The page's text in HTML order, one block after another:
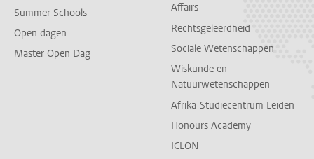
Summer Schools
Open dagen
Master Open Dag
Affairs
Rechtsgeleerdheid
Sociale Wetenschappen
Wiskunde en
Natuurwetenschappen
Afrika-Studiecentrum Leiden
Honours Academy
ICLON